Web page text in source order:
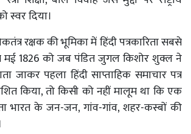
दिया।
रक्षक की भूमिका में हिंदी पत्रकारिता सबसे
1826 को जब पंडित जुगल किशोर शुक्ल ने
जाकर पहला हिंदी साप्ताहिक समाचार पत्र
किया, तो किसी को नहीं मालूम था कि एक
भारत के जन-जन, गांव-गांव, शहर-कस्बों की